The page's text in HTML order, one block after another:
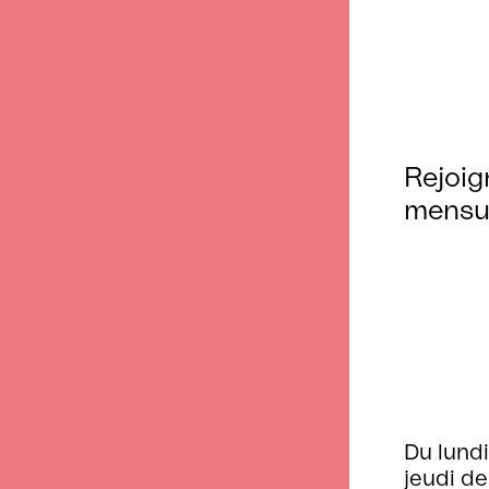
Du
jeudi